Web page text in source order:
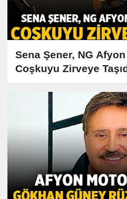
Sena Şener, NG
Coşkuyu Zirveye